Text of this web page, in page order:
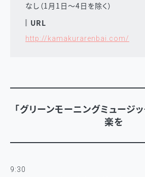
なし（1月1日〜4日を除く）
URL
http://kamakurarenbai.com/
「グリーンモーニングミュージ
楽を
9:30